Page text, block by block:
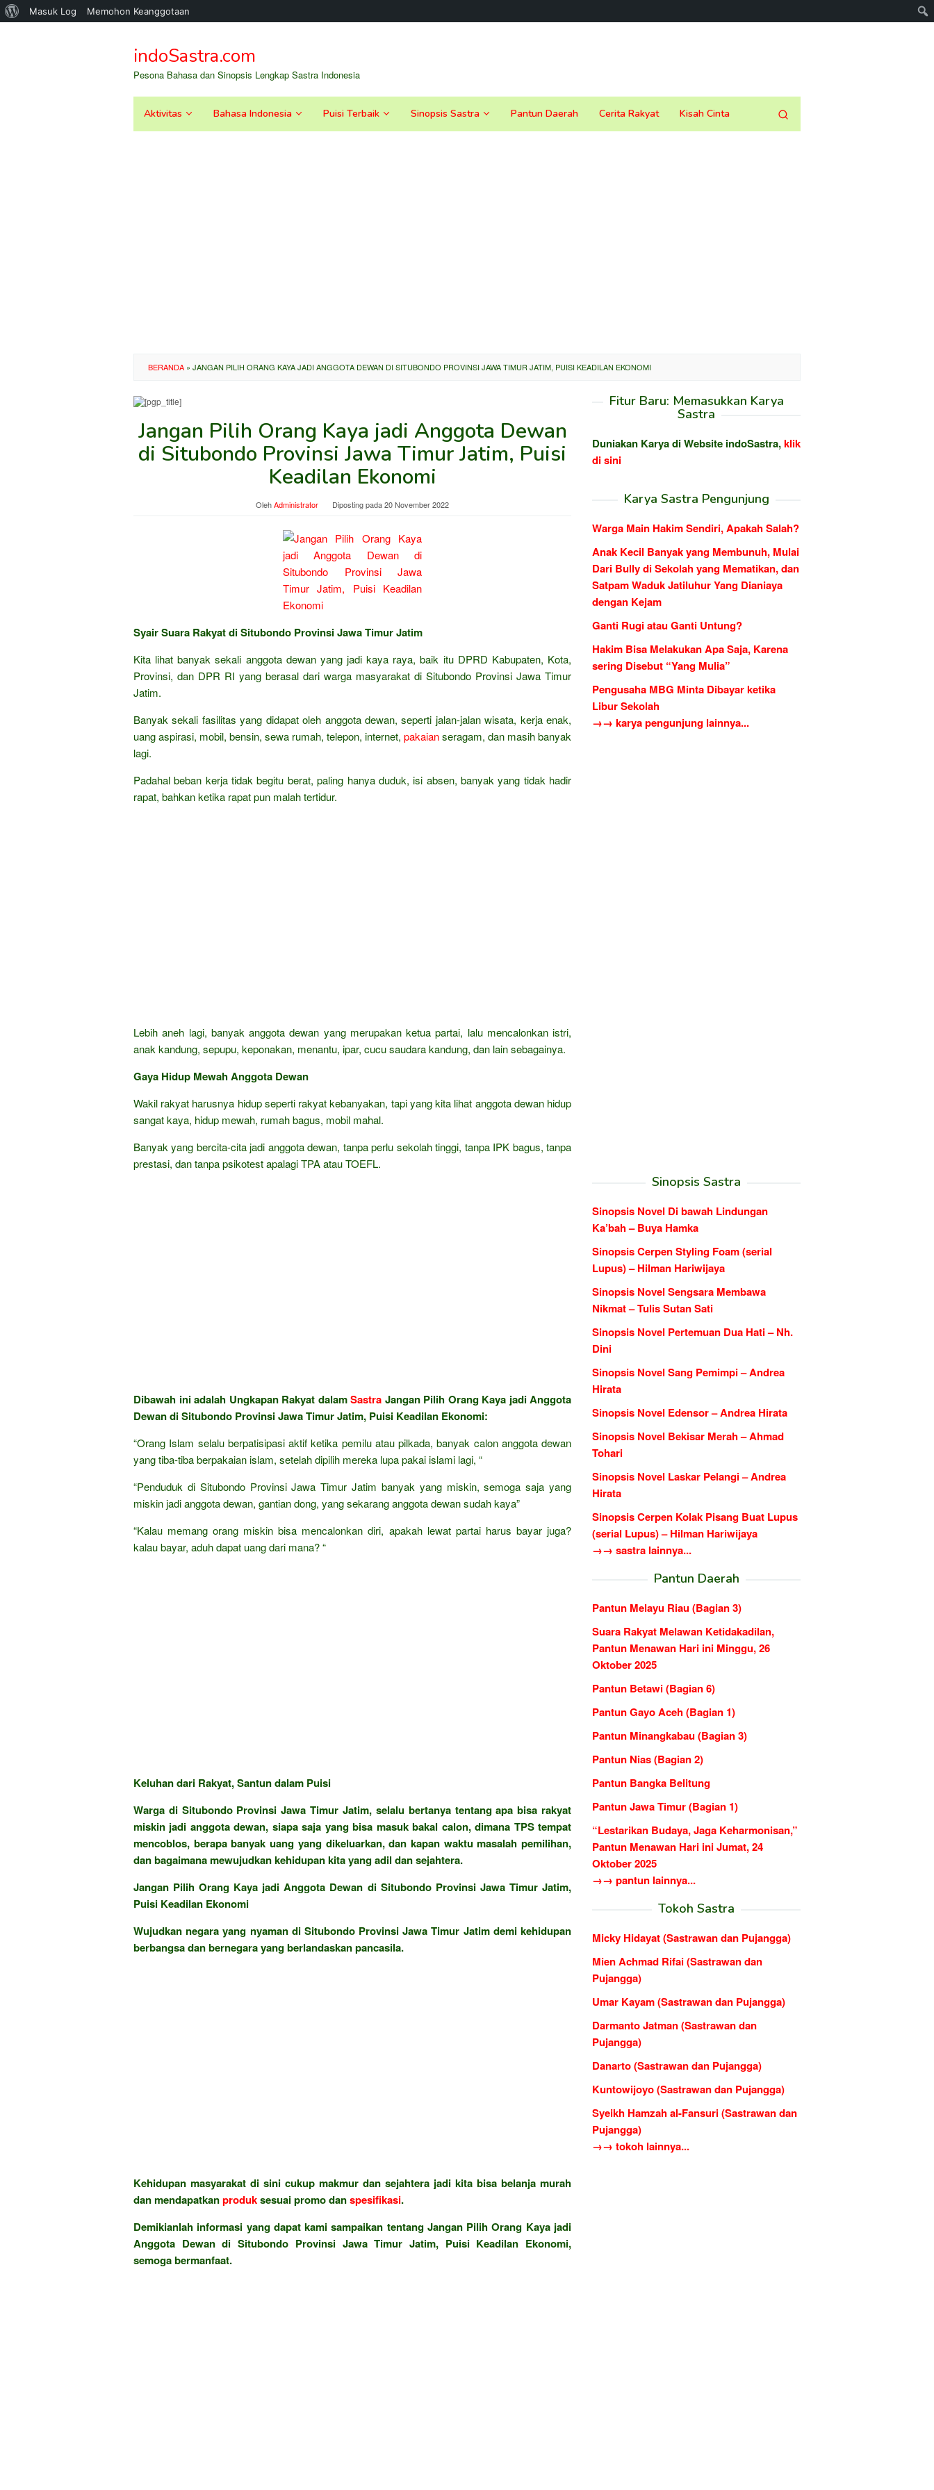
Tentang
Masuk Log Memohon Keanggotaan
kontenindoSastra.com
Pesona Bahasa dan Sinopsis Lengkap Sastra Indonesia
Aktivitas Bahasa Indonesia Puisi Terbaik Sinopsis Sastra Pantun Daerah Cerita Rakyat Kisah Cinta
BERANDA » JANGAN PILIH ORANG KAYA JADI ANGGOTA DEWAN DI SITUBONDO PROVINSI JAWA TIMUR JATIM, PUISI KEADILAN EKONOMI
Jangan Pilih Orang Kaya jadi Anggota Dewan
di Situbondo Provinsi Jawa Timur Jatim, Puisi
Keadilan Ekonomi
OlehAdministrator Diposting pada20 November 2022
Syair Suara Rakyat di Situbondo Provinsi Jawa Timur Jatim
Kita lihat banyak sekali anggota dewan yang jadi kaya raya, baik itu DPRD Kabupaten, Kota,
Provinsi, dan DPR RI yang berasal dari warga masyarakat di Situbondo Provinsi Jawa Timur
Jatim.
Banyak sekali fasilitas yang didapat oleh anggota dewan, seperti jalan-jalan wisata, kerja enak,
uang aspirasi, mobil, bensin, sewa rumah, telepon, internet, pakaianseragam, dan masih banyak
lagi.
Padahal beban kerja tidak begitu berat, paling hanya duduk, isi absen, banyak yang tidak hadir
rapat, bahkan ketika rapat pun malah tertidur.
Lebih aneh lagi, banyak anggota dewan yang merupakan ketua partai, lalu mencalonkan istri,
anak kandung, sepupu, keponakan, menantu, ipar, cucu saudara kandung, dan lain sebagainya.
Gaya Hidup Mewah Anggota Dewan
Wakil rakyat harusnya hidup seperti rakyat kebanyakan, tapi yang kita lihat anggota dewan hidup
sangat kaya, hidup mewah, rumah bagus, mobil mahal.
Banyak yang bercita-cita jadi anggota dewan, tanpa perlu sekolah tinggi, tanpa IPK bagus, tanpa
prestasi, dan tanpa psikotest apalagi TPA atau TOEFL.
Dibawah ini adalah Ungkapan Rakyat dalamSastra Jangan Pilih Orang Kaya jadi Anggota
Dewan di Situbondo Provinsi Jawa Timur Jatim, Puisi Keadilan Ekonomi:
“Orang Islam selalu berpatisipasi aktif ketika pemilu atau pilkada, banyak calon anggota dewan
yang tiba-tiba berpakaian islam, setelah dipilih mereka lupa pakai islami lagi, “
“Penduduk di Situbondo Provinsi Jawa Timur Jatim banyak yang miskin, semoga saja yang
miskin jadi anggota dewan, gantian dong, yang sekarang anggota dewan sudah kaya”
“Kalau memang orang miskin bisa mencalonkan diri, apakah lewat partai harus bayar juga?
kalau bayar, aduh dapat uang dari mana? “
Keluhan dari Rakyat, Santun dalam Puisi
Warga di Situbondo Provinsi Jawa Timur Jatim, selalu bertanya tentang apa bisa rakyat
miskin jadi anggota dewan, siapa saja yang bisa masuk bakal calon, dimana TPS tempat
mencoblos, berapa banyak uang yang dikeluarkan, dan kapan waktu masalah pemilihan,
dan bagaimana mewujudkan kehidupan kita yang adil dan sejahtera.
Jangan Pilih Orang Kaya jadi Anggota Dewan di Situbondo Provinsi Jawa Timur Jatim,
Puisi Keadilan Ekonomi
Wujudkan negara yang nyaman di Situbondo Provinsi Jawa Timur Jatim demi kehidupan
berbangsa dan bernegara yang berlandaskan pancasila.
Kehidupan masyarakat di sini cukup makmur dan sejahtera jadi kita bisa belanja murah
dan mendapatkanproduksesuai promo danspesifikasi.
Demikianlah informasi yang dapat kami sampaikan tentang Jangan Pilih Orang Kaya jadi
Anggota Dewan di Situbondo Provinsi Jawa Timur Jatim, Puisi Keadilan Ekonomi,
semoga bermanfaat.
Fitur Baru: Memasukkan Karya
Sastra
Duniakan Karya di Website indoSastra,klik
di sini
Karya Sastra Pengunjung
Warga Main Hakim Sendiri, Apakah Salah?
Anak Kecil Banyak yang Membunuh, Mulai
Dari Bully di Sekolah yang Mematikan, dan
Satpam Waduk Jatiluhur Yang Dianiaya
dengan Kejam
Ganti Rugi atau Ganti Untung?
Hakim Bisa Melakukan Apa Saja, Karena
sering Disebut “Yang Mulia”
Pengusaha MBG Minta Dibayar ketika
Libur Sekolah
→→ karya pengunjung lainnya...
Sinopsis Sastra
Sinopsis Novel Di bawah Lindungan
Ka’bah – Buya Hamka
Sinopsis Cerpen Styling Foam (serial
Lupus) – Hilman Hariwijaya
Sinopsis Novel Sengsara Membawa
Nikmat – Tulis Sutan Sati
Sinopsis Novel Pertemuan Dua Hati – Nh.
Dini
Sinopsis Novel Sang Pemimpi – Andrea
Hirata
Sinopsis Novel Edensor – Andrea Hirata
Sinopsis Novel Bekisar Merah – Ahmad
Tohari
Sinopsis Novel Laskar Pelangi – Andrea
Hirata
Sinopsis Cerpen Kolak Pisang Buat Lupus
(serial Lupus) – Hilman Hariwijaya
→→ sastra lainnya...
Pantun Daerah
Pantun Melayu Riau (Bagian 3)
Suara Rakyat Melawan Ketidakadilan,
Pantun Menawan Hari ini Minggu, 26
Oktober 2025
Pantun Betawi (Bagian 6)
Pantun Gayo Aceh (Bagian 1)
Pantun Minangkabau (Bagian 3)
Pantun Nias (Bagian 2)
Pantun Bangka Belitung
Pantun Jawa Timur (Bagian 1)
“Lestarikan Budaya, Jaga Keharmonisan,”
Pantun Menawan Hari ini Jumat, 24
Oktober 2025
→→ pantun lainnya...
Tokoh Sastra
Micky Hidayat (Sastrawan dan Pujangga)
Mien Achmad Rifai (Sastrawan dan
Pujangga)
Umar Kayam (Sastrawan dan Pujangga)
Darmanto Jatman (Sastrawan dan
Pujangga)
Danarto (Sastrawan dan Pujangga)
Kuntowijoyo (Sastrawan dan Pujangga)
Syeikh Hamzah al-Fansuri (Sastrawan dan
Pujangga)
→→ tokoh lainnya...